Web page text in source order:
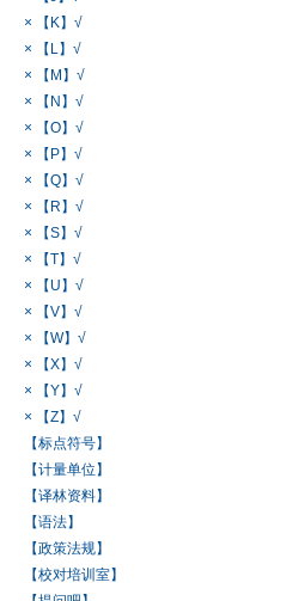
× 【K】√
× 【L】√
× 【M】√
× 【N】√
× 【O】√
× 【P】√
× 【Q】√
× 【R】√
× 【S】√
× 【T】√
× 【U】√
× 【V】√
× 【W】√
× 【X】√
× 【Y】√
× 【Z】√
【标点符号】
【计量单位】
【译林资料】
【语法】
【政策法规】
【校对培训室】